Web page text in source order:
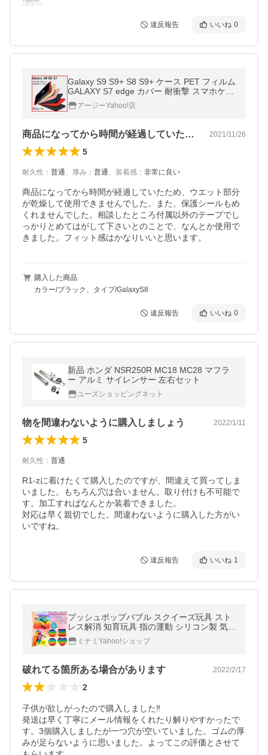
違反報告 いいね 0
Galaxy S9 S9+ S8 S9+ ケース PET フィルム
GALAXY S7 edge カバー 耐衝撃 スマホケー
ス アージーYahoo!店
商品になってから時間が経過していたため… 2021/11/26
5
耐久性 ： 普通、 厚み ： 普通、 装着感 ： 非常に良い
商品になってから時間が経過していたため、ウエット部分
が乾燥して使用できませんでした。また、保護シールもめ
くれませんでした。相談したところ付属以外のテープでし
っかりとめてはがして下さいとのことで、なんとか使用で
きました。フィット感はかなりいいと思います。
購入した商品
カラー/ブラック、タイプ/GalaxyS8
違反報告 いいね 0
新品 ホンダ NSR250R MC18 MC28 マフラ
ー アルミ サイレンサー 左右セット
ユーズショッピングネット
物を間違わないように購入しましょう 2022/1/11
5
耐久性 ： 普通
R1-zに着けたくて購入したのですが、間違えて買ってしま
いました。もちろん穴は合いません。取り付けも不可能で
す。加工すればなんとか装着できました。
対応は早く親切でした。間違わないように購入した方がい
いですね。
違反報告 いいね 1
プッシュポップバブル スクイーズ玩具 スト
レス解消 知育玩具 指の運動 シリコン製 気分
転換 老若全般 脳トレ フィジットトイ レイン
ボー 大きめ
ミナミYahoo!ショップ
破れてる箇所ある場合があります 2022/2/17
2
子供が欲しがったので購入しました‼️
発送は早く丁寧にメール情報をくれたり解りやすかったで
す。3個購入しましたが一つ穴が空いていました。ゴムの厚
みが足らないように思いました。よってこの評価とさせて